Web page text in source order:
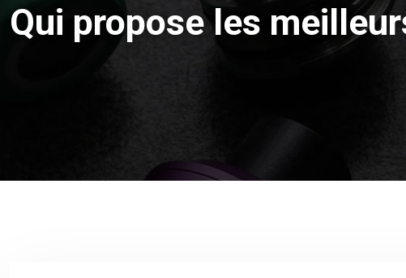
Qui propose les